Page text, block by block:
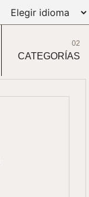
02
CATEGORÍAS